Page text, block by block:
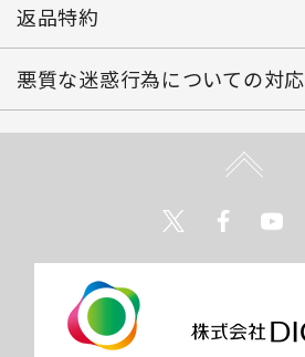
返品特約
悪質な迷惑行為についての対応
Twitter